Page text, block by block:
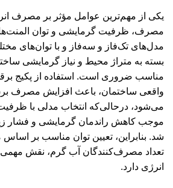
یکی از مهم‌ترین عوامل مؤثر بر مصرف
مصرف، ظرفیت گرمایشی و توان المنت‌ها
مدل‌های تک‌فاز و سه‌فاز و با توان‌های
بسته به متراژ محیط و نیاز گرمایشی
مناسب ضروری است. استفاده از پکیج برقی
واقعی ساختمان، باعث افزایش مصرف
می‌شود، درحالی‌که انتخاب مدلی با ظرفیت
موجب کاهش راندمان گرمایشی و فشار
شد. بنابراین، تعیین توان مناسب بر اساس
تعداد مصرف‌کنندگان آب گرم، نقش
انرژی دارد.